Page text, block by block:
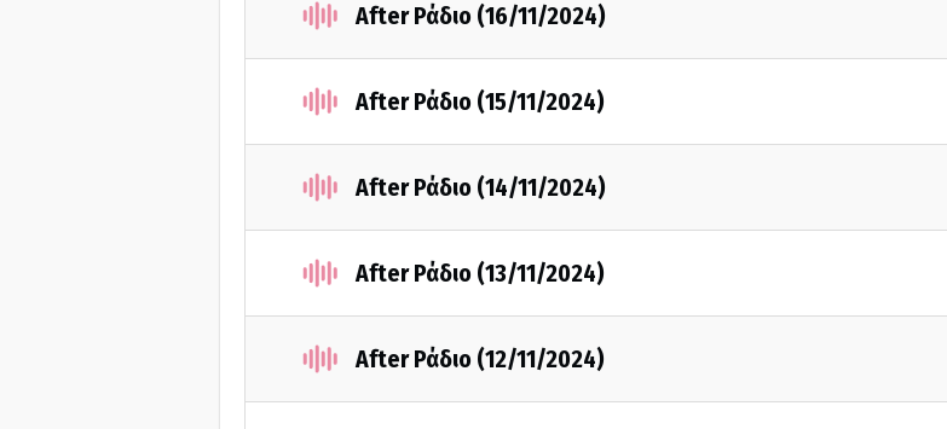
After Ράδιο (16/11/2024)
After Ράδιο (15/11/2024)
After Ράδιο (14/11/2024)
After Ράδιο (13/11/2024)
After Ράδιο (12/11/2024)